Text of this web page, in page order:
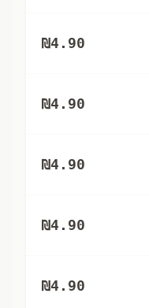
₪4.90
₪4.90
₪4.90
₪4.90
₪4.90